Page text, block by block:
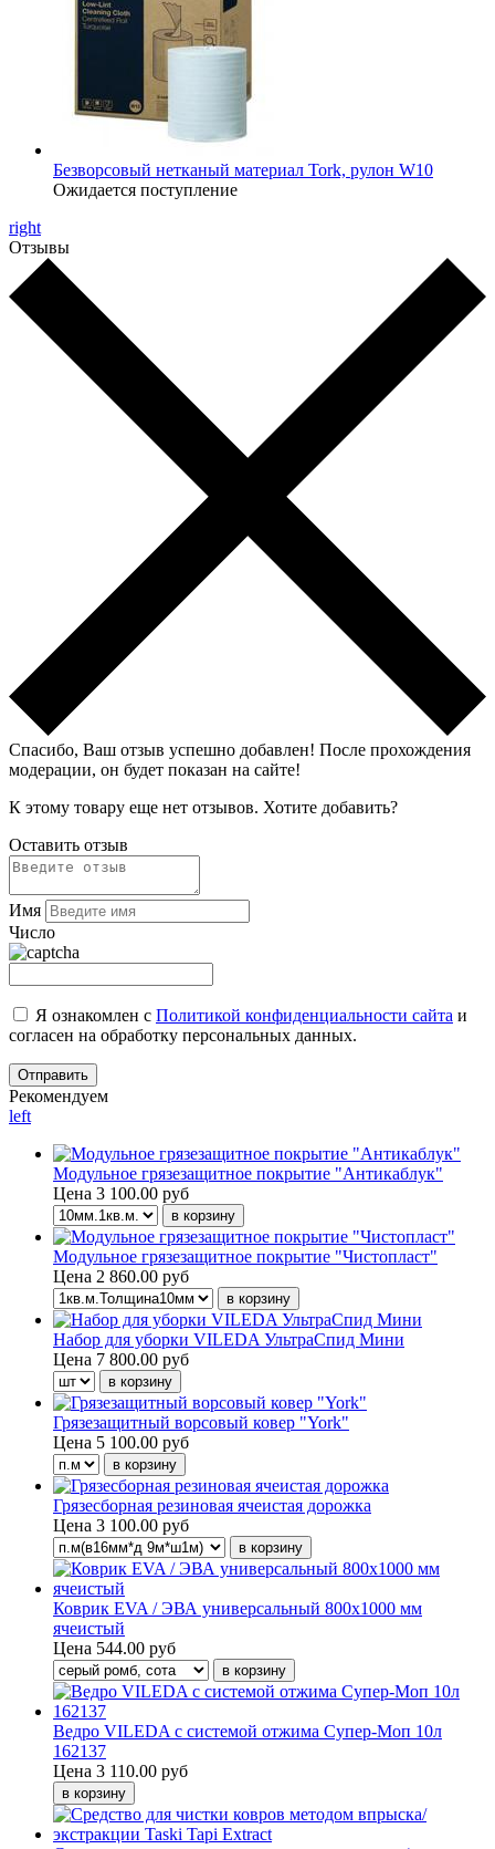
Безворсовый нетканый материал Tork, рулон W10
Ожидается поступление
right
Отзывы
Спасибо, Ваш отзыв успешно добавлен! После прохождения
модерации, он будет показан на сайте!
К этому товару еще нет отзывов. Хотите добавить?
Оставить отзыв
Имя
Число
Я ознакомлен с Политикой конфиденциальности сайта и
согласен на обработку персональных данных.
Рекомендуем
left
Модульное грязезащитное покрытие "Антикаблук"
Цена 3 100.00 руб
Модульное грязезащитное покрытие "Чистопласт"
Цена 2 860.00 руб
Набор для уборки VILEDA УльтраСпид Мини
Цена 7 800.00 руб
Грязезащитный ворсовый ковер "York"
Цена 5 100.00 руб
Грязесборная резиновая ячеистая дорожка
Цена 3 100.00 руб
Коврик EVA / ЭВА универсальный 800х1000 мм
ячеистый
Цена 544.00 руб
Ведро VILEDA с системой отжима Супер-Моп 10л
162137
Цена 3 110.00 руб